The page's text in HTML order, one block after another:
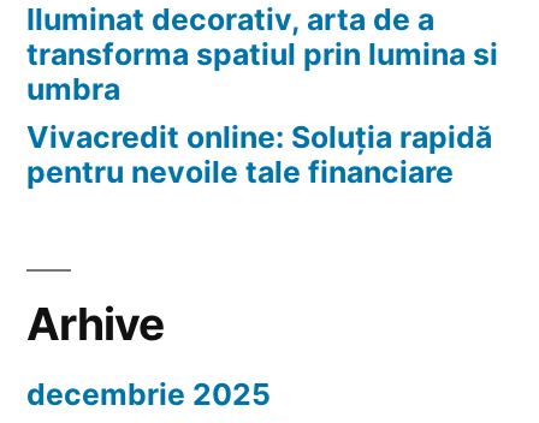
Iluminat decorativ, arta de a
transforma spatiul prin lumina si
umbra
Vivacredit online: Soluția rapidă
pentru nevoile tale financiare
Arhive
decembrie 2025